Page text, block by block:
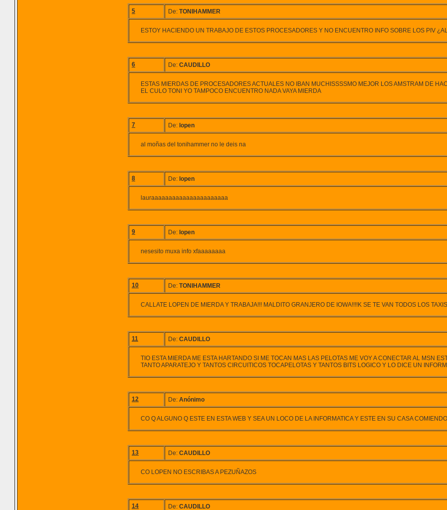
5 De: TONIHAMMER
ESTOY HACIENDO UN TRABAJO DE ESTOS PROCESADORES Y NO ENCUENTRO INFO SOBRE LOS PIV
6 De: CAUDILLO
ESTAS MIERDAS DE PROCESADORES ACTUALES NO IBAN MUCHISSSSMO MEJOR LOS AMSTRAM DE
EL CULO TONI YO TAMPOCO ENCUENTRO NADA VAYA MIERDA
7 De: lopen
al moñas del tonihammer no le deis na
8 De: lopen
lauraaaaaaaaaaaaaaaaaaaaaa
9 De: lopen
nesesito muxa info xfaaaaaaaa
10 De: TONIHAMMER
CALLATE LOPEN DE MIERDA Y TRABAJA!!! MALDITO GRANJERO DE IOWA!!!!K SE TE VAN TODOS LOS
11 De: CAUDILLO
TIO ESTA MIERDA ME ESTA HARTANDO SI ME TOCAN MAS LAS PELOTAS ME VOY A CONECTAR AL MSN
TANTO APARATEJO Y TANTOS CIRCUITICOS TOCAPELOTAS Y TANTOS BITS LOGICO Y LO DICE UN
12 De: Anónimo
CO Q ALGUNO Q ESTE EN ESTA WEB Y SEA UN LOCO DE LA INFORMATICA Y ESTE EN SU CASA
13 De: CAUDILLO
CO LOPEN NO ESCRIBAS A PEZUÑAZOS
14 De: CAUDILLO